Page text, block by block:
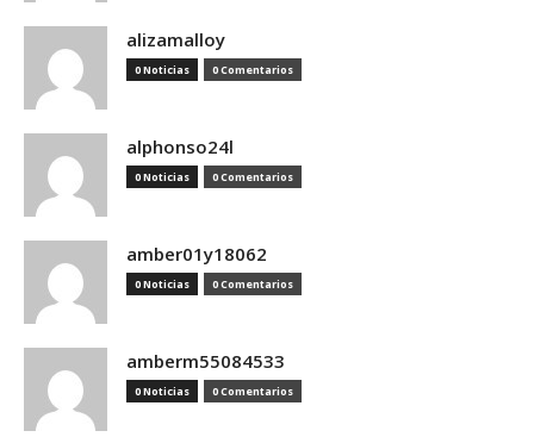
alizamalloy
0 Noticias 0 Comentarios
alphonso24l
0 Noticias 0 Comentarios
amber01y18062
0 Noticias 0 Comentarios
amberm55084533
0 Noticias 0 Comentarios